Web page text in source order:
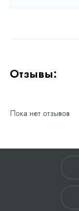
Отзывы:
Пока нет отзывов